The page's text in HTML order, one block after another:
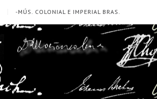
-MÚS. COLONIAL E IMPERIAL BRAS.